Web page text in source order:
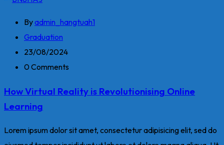
Byadmin_hangtuah1
Graduation
23/08/2024
0 Comments
How Virtual Reality is Revolutionising Online
Learning
Lorem ipsum dolor sit amet, consectetur adipisicing elit, sed do